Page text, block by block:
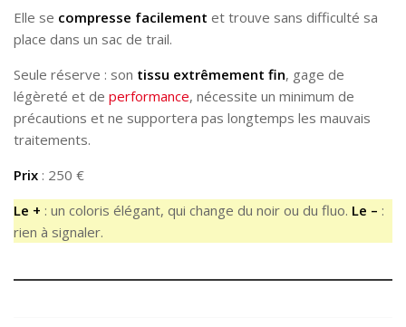
Elle se compresse facilement et trouve sans difficulté sa
place dans un sac de trail.
Seule réserve : son tissu extrêmement fin, gage de
légèreté et de performance, nécessite un minimum de
précautions et ne supportera pas longtemps les mauvais
traitements.
Prix : 250 €
Le + : un coloris élégant, qui change du noir ou du fluo. Le – :
rien à signaler.